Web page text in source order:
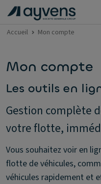
Accueil Mon compte
Mon compte
Les outils en
Gestion complète
votre flotte,
Vous souhaitez voir en
flotte de véhicules,
véhicules rapidement et